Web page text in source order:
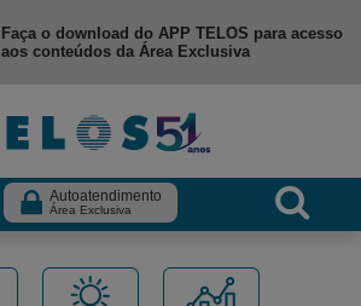
Faça o download do APP TELOS para acesso
aos conteúdos da Área Exclusiva
Autoatendimento
Área Exclusiva